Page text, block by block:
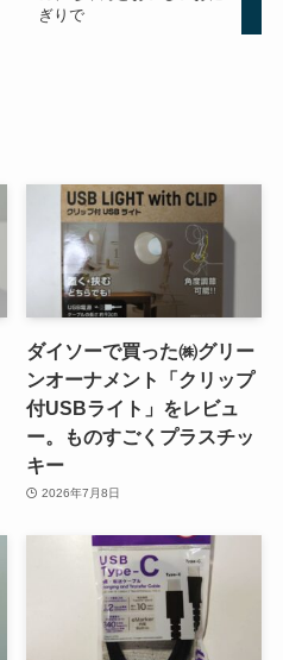
ぎりで
ダイソーで買った㈱グリー
ンオーナメント「クリップ
付USBライト」をレビュ
ー。ものすごくプラスチッ
キー
2026年7月8日